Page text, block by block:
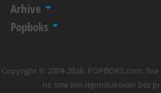
Arhive
Popboks
Copyright © 2004-2026. POPBOKS.com.
ne sme biti reprodukovan bez